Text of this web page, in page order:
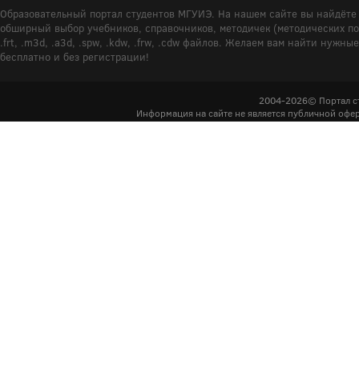
Образовательный портал студентов МГУИЭ. На нашем сайте вы
обширный выбор учебников, справочников, методичек (методических
.frt, .m3d, .a3d, .spw, .kdw, .frw, .cdw файлов. Желаем вам найти
бесплатно и без регистрации!
2004-2026© Портал
Информация на сайте не является публичной